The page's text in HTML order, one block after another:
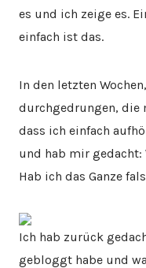
es und ich zeige es.
einfach ist das.
In den letzten
durchgedrungen, die
dass ich einfach
und hab mir
Hab ich das Ganze
Ich hab zurück
gebloggt habe und